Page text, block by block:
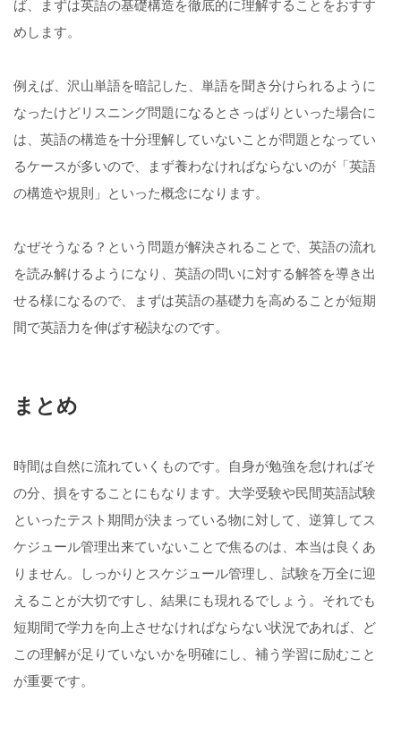
ば、まずは英語の基礎構造を徹底的に理解することをおすす
めします。
例えば、沢山単語を暗記した、単語を聞き分けられるように
なったけどリスニング問題になるとさっぱりといった場合に
は、英語の構造を十分理解していないことが問題となってい
るケースが多いので、まず養わなければならないのが「英語
の構造や規則」といった概念になります。
なぜそうなる？という問題が解決されることで、英語の流れ
を読み解けるようになり、英語の問いに対する解答を導き出
せる様になるので、まずは英語の基礎力を高めることが短期
間で英語力を伸ばす秘訣なのです。
まとめ
時間は自然に流れていくものです。自身が勉強を怠ければそ
の分、損をすることにもなります。大学受験や民間英語試験
といったテスト期間が決まっている物に対して、逆算してス
ケジュール管理出来ていないことで焦るのは、本当は良くあ
りません。しっかりとスケジュール管理し、試験を万全に迎
えることが大切ですし、結果にも現れるでしょう。それでも
短期間で学力を向上させなければならない状況であれば、ど
この理解が足りていないかを明確にし、補う学習に励むこと
が重要です。